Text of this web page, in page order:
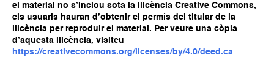
el material no s’inclou sota la llicència Creative Commons,
els usuaris hauran d’obtenir el permís del titular de la
llicència per reproduir el material. Per veure una còpia
d’aquesta llicència, visiteu
https://creativecommons.org/licenses/by/4.0/deed.ca